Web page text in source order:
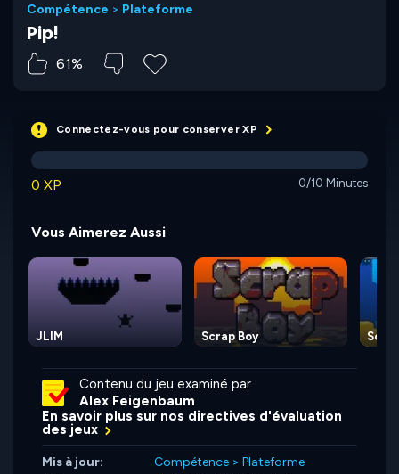
Compétence > Plateforme
Pip!
61%
Connectez-vous pour conserver XP
0 XP 0/10 Minutes
Vous Aimerez Aussi
JLIM Scrap Boy
Contenu du jeu examiné par
Alex Feigenbaum
En savoir plus sur nos directives d'évaluation
des jeux
Mis à jour: Compétence > Plateforme